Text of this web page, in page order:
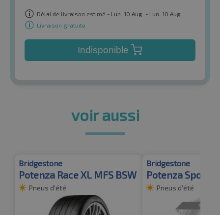
Délai de livraison estimé - Lun. 10 Aug. - Lun. 10 Aug.
Livraison gratuite
Indisponible
voir aussi
Bridgestone
Potenza Race XL MFS BSW
Pneus d'été
Bridgestone
Potenza Sport
Pneus d'été